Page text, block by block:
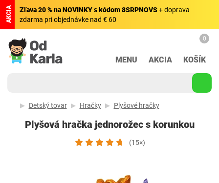
AKCIA Zľava 20 % na NOVINKY s kódom 8SRPNOVS+ doprava
zdarma pri objednávke nad € 60
MENU AKCIA
0
KOŠÍK
Detský tovar Hračky Plyšové hračky
Plyšová hračka jednorožec s korunkou
(15×)